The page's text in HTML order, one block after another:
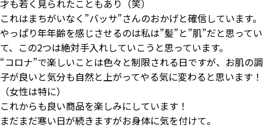
才も若く見られたこともあり（笑）
これはまちがいなく”バッサ”さんのおかげと確信しています。
やっぱり年年齢を感じさせるのは私は”髪”と”肌”だと思ってい
て、この2つは絶対手入れしていこうと思っています。
“コロナ”で楽しいことは色々と制限される日ですが、お肌の調
子が良いと気分も自然と上がってやる気に変わると思います！
（女性は特に）
これからも良い商品を楽しみにしています！
まだまだ寒い日が続きますがお身体に気を付けて。